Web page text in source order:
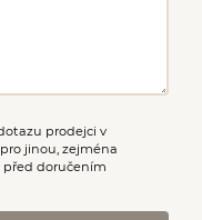
prodejci v
jinou, zejména
před doručením